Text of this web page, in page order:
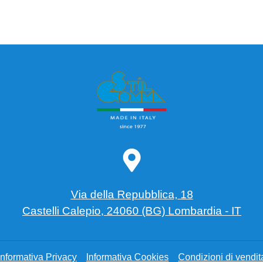
Via della Repubblica, 18
Castelli Calepio, 24060 (BG) Lombardia - IT
Informativa Privacy Informativa Cookies Condizioni di